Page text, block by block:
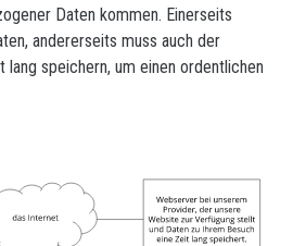
Daten kommen. Einerseits
andererseits muss auch der
speichern, um einen ordentlichen